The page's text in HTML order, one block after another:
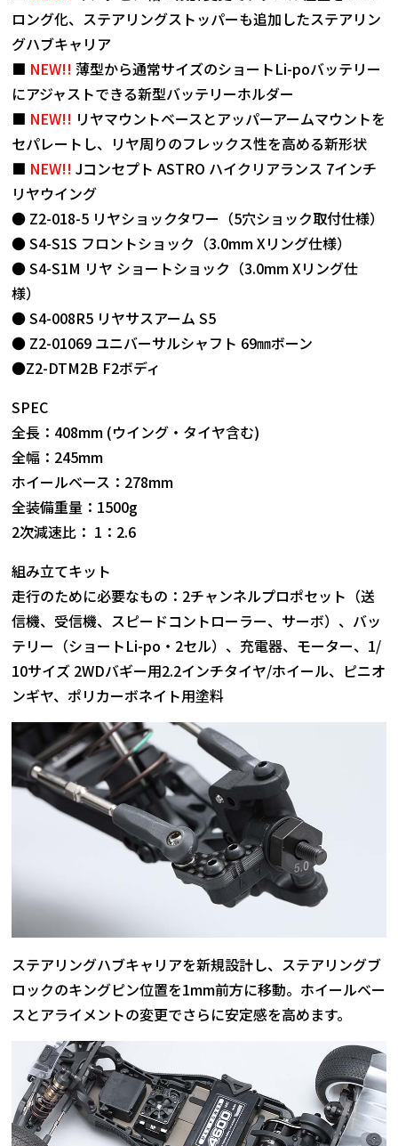
ロング化、ステアリングストッパーも追加したステアリン
グハブキャリア
■ NEW!! 薄型から通常サイズのショートLi-poバッテリー
にアジャストできる新型バッテリーホルダー
■ NEW!! リヤマウントベースとアッパーアームマウントを
セパレートし、リヤ周りのフレックス性を高める新形状
■ NEW!! Jコンセプト ASTRO ハイクリアランス 7インチ
リヤウイング
● Z2-018-5 リヤショックタワー（5穴ショック取付仕様）
● S4-S1S フロントショック（3.0mm Xリング仕様）
● S4-S1M リヤ ショートショック（3.0mm Xリング仕
様）
● S4-008R5 リヤサスアーム S5
● Z2-01069 ユニバーサルシャフト 69㎜ボーン
●Z2-DTM2B F2ボディ
SPEC
全長：408mm (ウイング・タイヤ含む)
全幅：245mm
ホイールベース：278mm
全装備重量：1500g
2次減速比： 1：2.6
組み立てキット
走行のために必要なもの：2チャンネルプロポセット（送
信機、受信機、スピードコントローラー、サーボ）、バッ
テリー（ショートLi-po・2セル）、充電器、モーター、1/
10サイズ 2WDバギー用2.2インチタイヤ/ホイール、ピニオ
ンギヤ、ポリカーボネイト用塗料
ステアリングハブキャリアを新規設計し、ステアリングブ
ロックのキングピン位置を1mm前方に移動。ホイールベー
スとアライメントの変更でさらに安定感を高めます。